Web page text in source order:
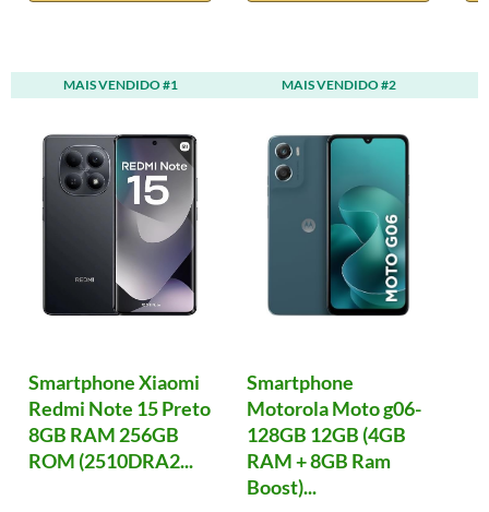
MAIS VENDIDO #1
Smartphone Xiaomi
Redmi Note 15 Preto
8GB RAM 256GB
ROM (2510DRA2...
MAIS VENDIDO #2
Smartphone
Motorola Moto g06-
128GB 12GB (4GB
RAM + 8GB Ram
Boost)...